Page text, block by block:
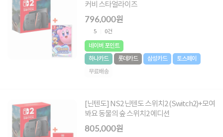
커비 스타얼라이즈
796,000원
5 0건
네이버 포인트
하나카드
롯데카드 삼성카드
토스페이
무료배송
[닌텐도] NS2 닌텐도 스위치2 (Switch2)+모여
봐요 동물의 숲 스위치2 에디션
805,000원